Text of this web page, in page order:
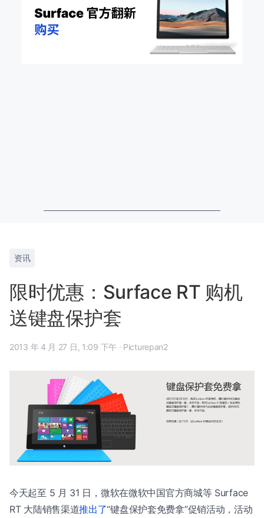
资讯
限时优惠：Surface RT 购机
送键盘保护套
2013 年 4 月 27 日, 1:09 下午 · Picturepan2
今天起至 5 月 31 日，微软在微软中国官方商城等 Surface
RT 大陆销售渠道推出了“键盘保护套免费拿”促销活动，活动